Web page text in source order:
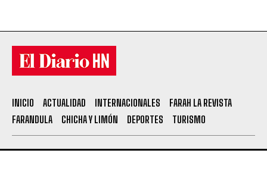
INICIO ACTUALIDAD INTERNACIONALES
FARAH LA REVISTA
FARANDULA
CHICHA Y LIMÓN DEPORTES TURISMO